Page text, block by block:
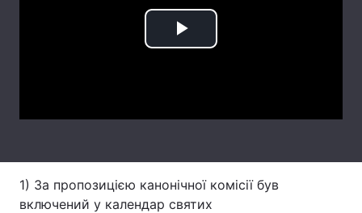
Архів Вакансії
Play
1) За пропозицією канонічної комісії був
включений у календар святих